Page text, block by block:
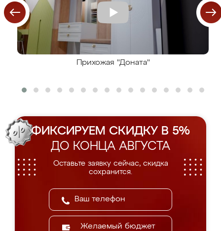
Прихожая "Доната"
ФИКСИРУЕМ СКИДКУ В 5%
ДО КОНЦА АВГУСТА
Оставьте заявку сейчас, скидка
сохранится.
Желаемый бюджет